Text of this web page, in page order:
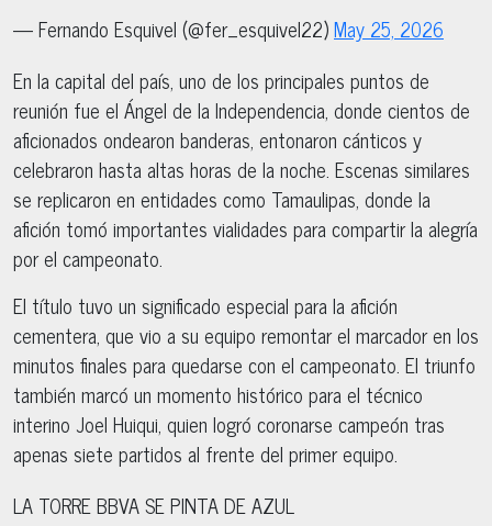
— Fernando Esquivel (@fer_esquivel22)May 25, 2026
En la capital del país, uno de los principales puntos de
reunión fue el Ángel de la Independencia, donde cientos de
aficionados ondearon banderas, entonaron cánticos y
celebraron hasta altas horas de la noche. Escenas similares
se replicaron en entidades como Tamaulipas, donde la
afición tomó importantes vialidades para compartir la alegría
por el campeonato.
El título tuvo un significado especial para la afición
cementera, que vio a su equipo remontar el marcador en los
minutos finales para quedarse con el campeonato. El triunfo
también marcó un momento histórico para el técnico
interino Joel Huiqui, quien logró coronarse campeón tras
apenas siete partidos al frente del primer equipo.
LA TORRE BBVA SE PINTA DE AZUL